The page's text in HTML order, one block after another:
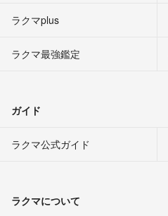
ラクマplus
ラクマ最強鑑定
ガイド
ラクマ公式ガイド
ラクマについて